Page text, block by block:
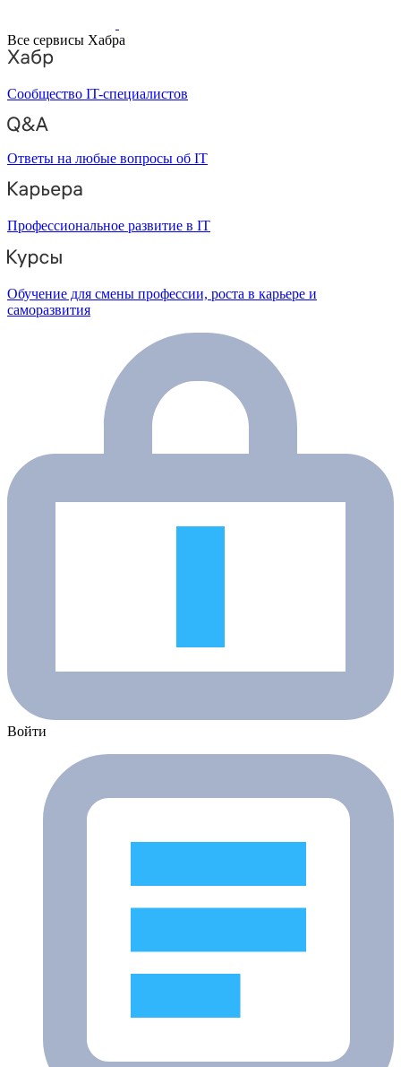
Все сервисы Хабра
Сообщество IT-специалистов
Ответы на любые вопросы об IT
Профессиональное развитие в IT
Обучение для смены профессии, роста в карьере и
саморазвития
Войти